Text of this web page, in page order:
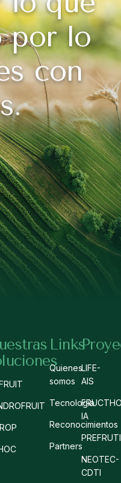
por lo
con
Links
Quienes
somos
Tecnología
Reconocimientos
Partners
LIFE-
AIS
IA
NEOTEC-
CDTI